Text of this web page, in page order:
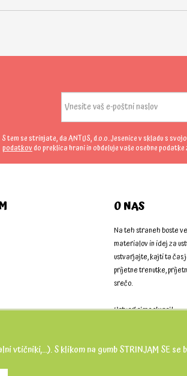
S tem se strinjate, da ANTUS, d.o.o. Jesenice v skladu s
podatkovdo preklica hrani in obdeluje vaše osebne
O NAS
Na teh straneh boste
materialov in idej za
ustvarjajte, kajti ta čas
prijetne trenutke,
srečo.
Ustvarjajmo skupaj!
S klikom na gumb STRINJAM SE se